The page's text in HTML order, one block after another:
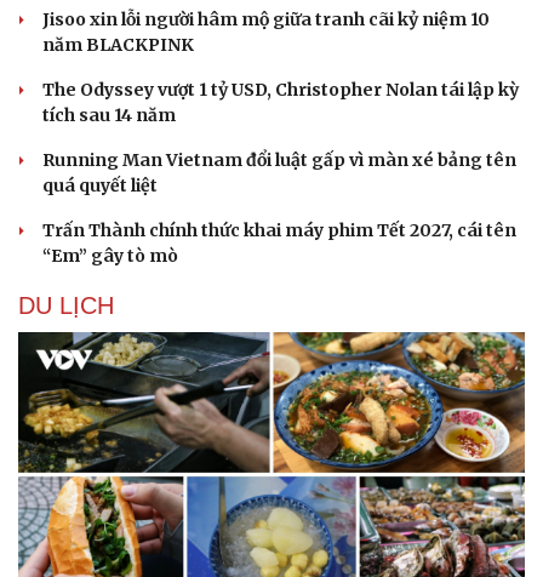
Jisoo xin lỗi người hâm mộ giữa tranh cãi kỷ niệm 10
năm BLACKPINK
The Odyssey vượt 1 tỷ USD, Christopher Nolan tái lập kỳ
tích sau 14 năm
Running Man Vietnam đổi luật gấp vì màn xé bảng tên
quá quyết liệt
Trấn Thành chính thức khai máy phim Tết 2027, cái tên
“Em” gây tò mò
DU LỊCH